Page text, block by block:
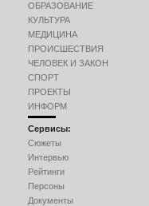
ОБРАЗОВАНИЕ
КУЛЬТУРА
МЕДИЦИНА
ПРОИСШЕСТВИЯ
ЧЕЛОВЕК И ЗАКОН
СПОРТ
ПРОЕКТЫ
ИНФОРМ
Сервисы:
Сюжеты
Интервью
Рейтинги
Персоны
Документы